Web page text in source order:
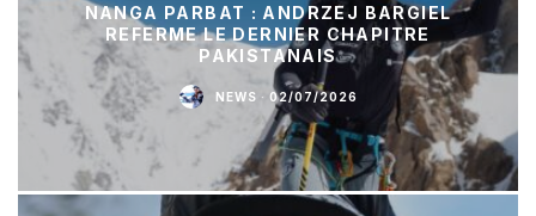
NANGA PARBAT : ANDRZEJ BARGIEL
REFERME LE DERNIER CHAPITRE
PAKISTANAIS
NEWS · 02/07/2026